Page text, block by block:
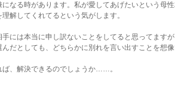
なる時があります。私が愛してあげたいという母
解してくれてるという気がします。
には本当に申し訳ないことをしてると思ってます
だとしても、どちらかに別れを言い出すことを想像
、解決できるのでしょうか……。